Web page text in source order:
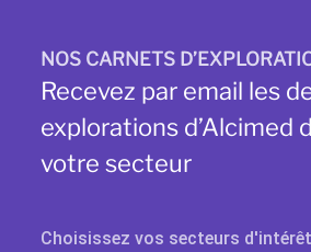
NOS CARNETS
Recevez par email les
explorations d’Alcimed
votre secteur
Choisissez vos secteurs